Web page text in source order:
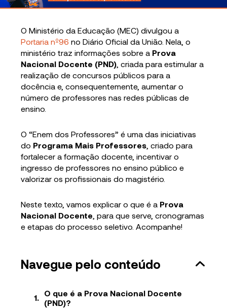
O Ministério da Educação (MEC) divulgou a
Portaria nº96 no Diário Oficial da União. Nela, o
ministério traz informações sobre a Prova
Nacional Docente (PND) , criada para estimular a
realização de concursos públicos para a
docência e, consequentemente, aumentar o
número de professores nas redes públicas de
ensino.
O “Enem dos Professores” é uma das iniciativas
do Programa Mais Professores , criado para
fortalecer a formação docente, incentivar o
ingresso de professores no ensino público e
valorizar os profissionais do magistério.
Neste texto, vamos explicar o que é a Prova
Nacional Docente , para que serve, cronogramas
e etapas do processo seletivo. Acompanhe!
Navegue pelo conteúdo
O que é a Prova Nacional Docente
(PND)?